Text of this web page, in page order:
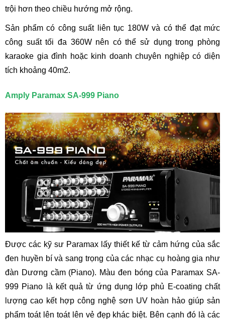
trội hơn theo chiều hướng mở rộng.
Sản phẩm có công suất liên tục 180W và có thể đạt mức
công suất tối đa 360W nên có thể sử dụng trong phòng
karaoke gia đình hoặc kinh doanh chuyên nghiệp có diện
tích khoảng 40m2.
Amply Paramax SA-999 Piano
Được các kỹ sư Paramax lấy thiết kế từ cảm hứng của sắc
đen huyền bí và sang trọng của các nhạc cụ hoàng gia như
đàn Dương cầm (Piano). Màu đen bóng của Paramax SA-
999 Piano là kết quả từ ứng dụng lớp phủ E-coating chất
lượng cao kết hợp công nghệ sơn UV hoàn hảo giúp sản
phẩm toát lên toát lên vẻ đẹp khác biệt. Bên cạnh đó là các